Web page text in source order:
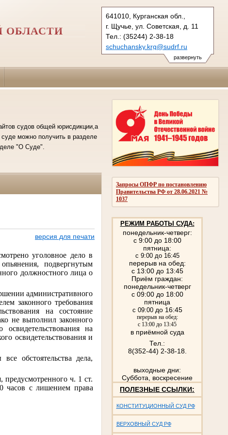
развернуть
641010, Курганская обл.,
г. Щучье, ул. Советская, д. 11
Тел.: (35244) 2-38-18
schuchansky.krg@sudrf.ru
ОБЛАСТИ
Запросы ОПФР по постановлению
Правительства РФ от 28.06.2021 №
1037
РЕЖИМ РАБОТЫ СУДА:
понедельник-четверг:
с 9:00 до 18:00
пятница:
с 9:00 до 16:45
перерыв на обед:
с 13:00 до 13:45
Приём граждан:
понедельник-четверг
с 09:00 до 18:00
пятница
с 09:00до 16:45
перерыв на обед:
с 13:00 до 13:45
в приёмной суда
Тел.:
8(352-44) 2-38-18.
выходные дни:
Суббота, воскресение
ПОЛЕЗНЫЕ ССЫЛКИ:
КОНСТИТУЦИОННЫЙ СУД РФ
ВЕРХОВНЫЙ СУД РФ
судов общей юрисдикции,а
можно получить в разделе
"О Суде".
версия для печати
уголовное дело в
подвергнутым
должностного лица о
административного
законного требования
на состояние
не выполнил законного
на
освидетельствования и
обстоятельства дела,
ч. 1 ст.
часов с лишением права